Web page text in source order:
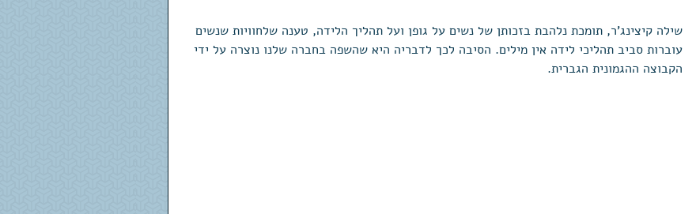
שילה קיצינג'ר, תומכת נלהבת בזכותן של נשים על גופן ועל תהליך הלידה, טענה שלחוויות שנשים
עוברות סביב תהליכי לידה אין מילים. הסיבה לכך לדבריה היא שהשפה בחברה שלנו נוצרה על ידי
הקבוצה ההגמונית הגברית.